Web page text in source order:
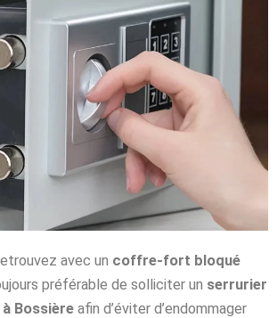
avec un coffre-fort bloqué
préférable de solliciter un serrurier
Bossière afin d’éviter d’endommager